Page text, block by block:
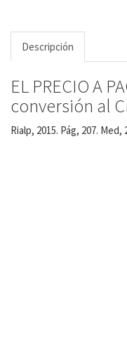
Descripción
EL PRECIO A
conversión al
Rialp, 2015. Pág, 207.